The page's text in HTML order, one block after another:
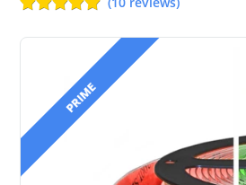
PRIME